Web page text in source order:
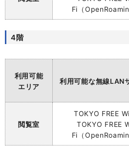
Fi（
4階
利用可能
エリア
利用可能な無線LAN
閲覧室
TOKYO FREE
TOKYO FREE
Fi（